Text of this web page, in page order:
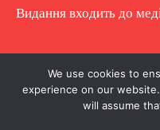
Видання входить до
Copyright © Повне
заборонено. Частково
We use cookies to
experience on our
will assume